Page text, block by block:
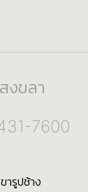
งขลา
7600
ารูปช้าง